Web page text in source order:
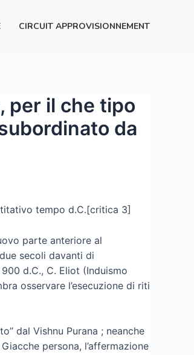
CIRCUIT APPROVISIONNEMENT
per il che tipo
da
tempo d.C.[critica 3]
parte anteriore al
secoli davanti di
d.C., C. Eliot (Induismo
osservare l’esecuzione di riti
dal Vishnu Purana ; neanche
persona, l’affermazione